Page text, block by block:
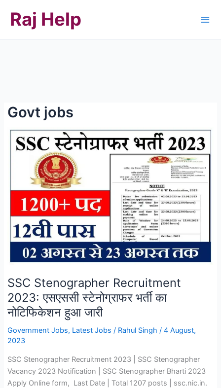
content
Raj Help
Govt jobs
SSC Stenographer Recruitment
2023: एसएससी स्टेनोग्राफर भर्ती का
नोटिफिकेशन हुआ जारी
Government Jobs, Latest Jobs / Rahul Singh/4 August,
2023
SSC Stenographer Recruitment 2023 | SSC Stenographer
Vacancy 2023 Notification | SSC Stenographer Bharti 2023
Apply Online form, Last Date | Total 1207 posts | ssc.nic.in.